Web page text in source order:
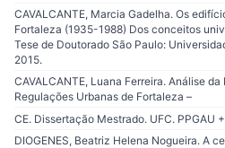
CAVALCANTE, Marcia Gadelha. Os
Fortaleza (1935-1988) Dos conceitos
Tese de Doutorado São Paulo:
2015.
CAVALCANTE, Luana Ferreira. Análise
Regulações Urbanas de Fortaleza –
CE. Dissertação Mestrado. UFC. PPGAU
DIOGENES, Beatriz Helena Nogueira. A